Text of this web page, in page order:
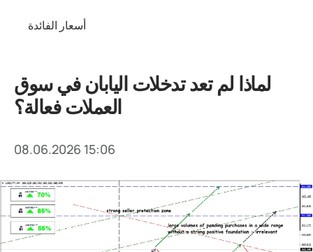
أسعار الفائدة
لماذا لم تعد تدخلات اليابان في سوق
العملات فعالة؟
08.06.2026 15:06